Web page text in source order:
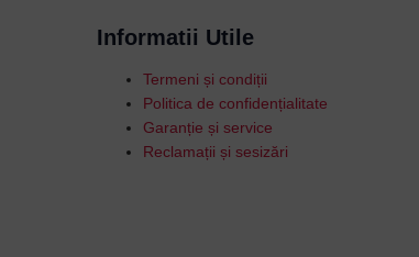
Informatii Utile
Termeni și condiții
Politica de confidențialitate
Garanție și service
Reclamații și sesizări